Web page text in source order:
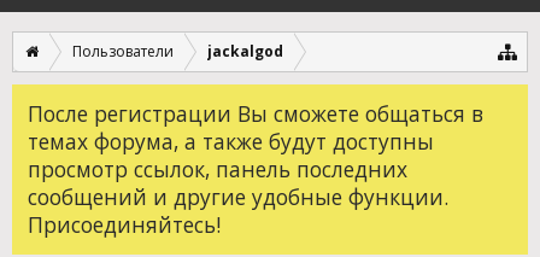
Пользователи jackalgod
После регистрации Вы сможете общаться в
темах форума, а также будут доступны
просмотр ссылок, панель последних
сообщений и другие удобные функции.
Присоединяйтесь!